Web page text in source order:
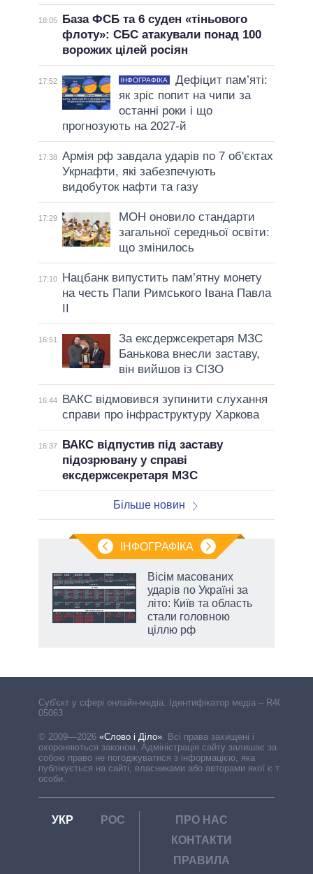
18:05
База ФСБ та 6 суден «тіньового
флоту»: СБС атакували понад 100
ворожих цілей росіян
17:52 ІНФОГРАФІКА
Дефіцит пам’яті:
як зріс попит на чипи за
останні роки і що
прогнозують на 2027-й
17:38 Армія рф завдала ударів по 7 об'єктах
Укрнафти, які забезпечують
видобуток нафти та газу
17:29
МОН оновило стандарти
загальної середньої освіти:
що змінилось
17:10
Нацбанк випустить пам’ятну монету
на честь Папи Римського Івана Павла
II
16:51
За ексдержсекретаря МЗС
Банькова внесли заставу,
він вийшов із СІЗО
16:44
ВАКС відмовився зупинити слухання
справи про інфраструктуру Харкова
16:37
ВАКС відпустив під заставу
підозрювану у справі
ексдержсекретаря МЗС
Більше новин
ІНФОГРАФІКА
Вісім масованих
ударів по Україні за
літо: Київ та область
стали головною
ціллю рф
Cуб'єкт у сфері онлайн-медіа. Ідентифікатор медіа – R40-
05063
© 2009—2026 «Слово і Діло». Всі права захищені і
охороняються законом. Адміністрація сайту залишає за
собою право не погоджуватися з інформацією, яка
публікується на сайті, власниками або авторами якої є треті
особи.
УКР РОС
ПРО НАС
КОНТАКТИ
ПРАВИЛА